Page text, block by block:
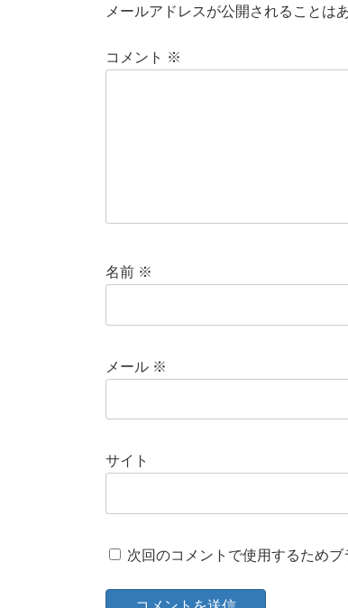
メールアドレスが公開されることは
コメント ※
名前 ※
メール ※
サイト
次回のコメントで使用するため